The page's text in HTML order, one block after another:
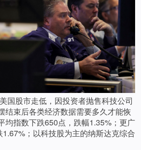
国股市走低，因投资者抛售科技公司
结束后各类经济数据需要多久才能恢
均指数下跌650点，跌幅1.35%；更广
；以科技股为主的纳斯达克综合